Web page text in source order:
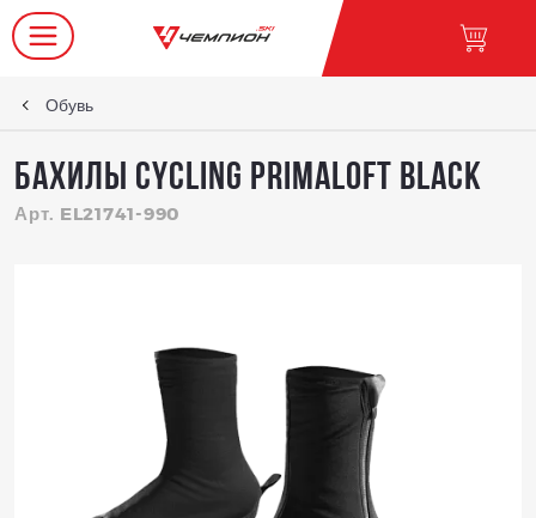
Обувь
Бахилы CYCLING PRIMALOFT black
Арт. EL21741-990